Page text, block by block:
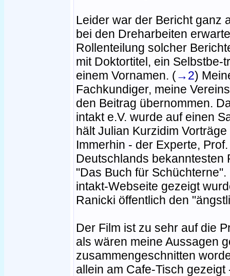
Leider war der Bericht ganz
bei den Dreharbeiten
Rollenteilung solcher
mit Doktortitel, ein Selbstbe-
einem Vornamen. (→2)
Fachkundiger, meine
den Beitrag übernommen.
intakt e.V. wurde auf einen
hält Julian Kurzidim
Immerhin - der Experte,
Deutschlands bekanntesten
"Das Buch für
intakt-Webseite gezeigt
Ranicki öffentlich den
Der Film ist zu sehr auf die
als wären meine Aussagen
zusammengeschnitten
allein am Cafe-Tisch